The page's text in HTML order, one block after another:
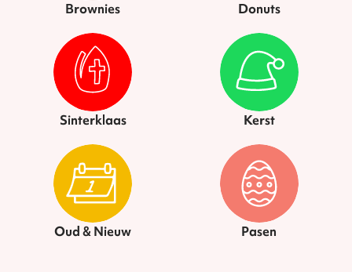
Brownies Donuts
Sinterklaas Kerst
Oud & Nieuw Pasen